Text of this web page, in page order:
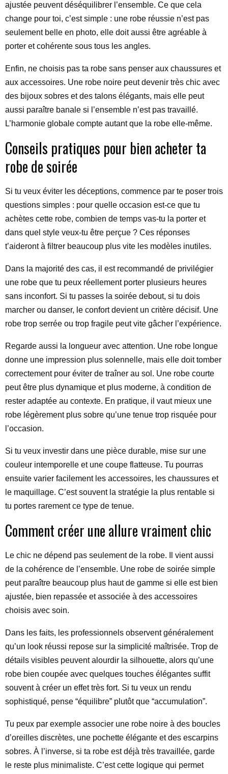
ajustée peuvent déséquilibrer l’ensemble. Ce que cela
change pour toi, c’est simple : une robe réussie n’est pas
seulement belle en photo, elle doit aussi être agréable à
porter et cohérente sous tous les angles.
Enfin, ne choisis pas ta robe sans penser aux chaussures et
aux accessoires. Une robe noire peut devenir très chic avec
des bijoux sobres et des talons élégants, mais elle peut
aussi paraître banale si l’ensemble n’est pas travaillé.
L’harmonie globale compte autant que la robe elle-même.
Conseils pratiques pour bien acheter ta
robe de soirée
Si tu veux éviter les déceptions, commence par te poser trois
questions simples : pour quelle occasion est-ce que tu
achètes cette robe, combien de temps vas-tu la porter et
dans quel style veux-tu être perçue ? Ces réponses
t’aideront à filtrer beaucoup plus vite les modèles inutiles.
Dans la majorité des cas, il est recommandé de privilégier
une robe que tu peux réellement porter plusieurs heures
sans inconfort. Si tu passes la soirée debout, si tu dois
marcher ou danser, le confort devient un critère décisif. Une
robe trop serrée ou trop fragile peut vite gâcher l’expérience.
Regarde aussi la longueur avec attention. Une robe longue
donne une impression plus solennelle, mais elle doit tomber
correctement pour éviter de traîner au sol. Une robe courte
peut être plus dynamique et plus moderne, à condition de
rester adaptée au contexte. En pratique, il vaut mieux une
robe légèrement plus sobre qu’une tenue trop risquée pour
l’occasion.
Si tu veux investir dans une pièce durable, mise sur une
couleur intemporelle et une coupe flatteuse. Tu pourras
ensuite varier facilement les accessoires, les chaussures et
le maquillage. C’est souvent la stratégie la plus rentable si
tu portes rarement ce type de tenue.
Comment créer une allure vraiment chic
Le chic ne dépend pas seulement de la robe. Il vient aussi
de la cohérence de l’ensemble. Une robe de soirée simple
peut paraître beaucoup plus haut de gamme si elle est bien
ajustée, bien repassée et associée à des accessoires
choisis avec soin.
Dans les faits, les professionnels observent généralement
qu’un look réussi repose sur la simplicité maîtrisée. Trop de
détails visibles peuvent alourdir la silhouette, alors qu’une
robe bien coupée avec quelques touches élégantes suffit
souvent à créer un effet très fort. Si tu veux un rendu
sophistiqué, pense “équilibre” plutôt que “accumulation”.
Tu peux par exemple associer une robe noire à des boucles
d’oreilles discrètes, une pochette élégante et des escarpins
sobres. À l’inverse, si ta robe est déjà très travaillée, garde
le reste plus minimaliste. C’est cette logique qui permet